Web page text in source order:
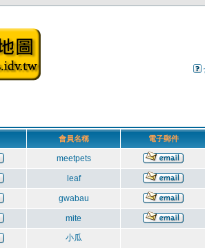
會員名稱 電子郵件
meetpets
leaf
gwabau
mite
小瓜